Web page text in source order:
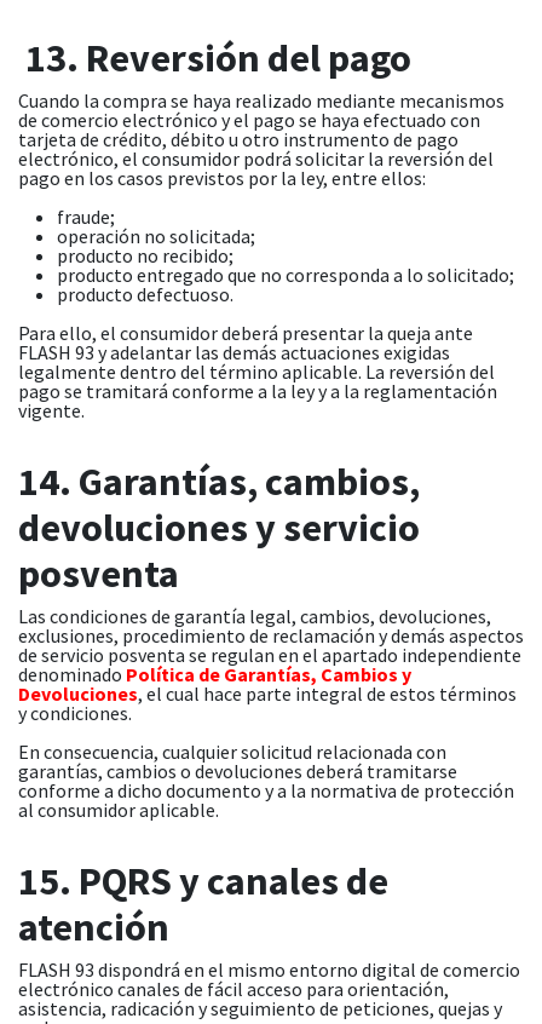
13. Reversión del pago
Cuando la compra se haya realizado mediante mecanismos
de comercio electrónico y el pago se haya efectuado con
tarjeta de crédito, débito u otro instrumento de pago
electrónico, el consumidor podrá solicitar la reversión del
pago en los casos previstos por la ley, entre ellos:
fraude;
operación no solicitada;
producto no recibido;
producto entregado que no corresponda a lo solicitado;
producto defectuoso.
Para ello, el consumidor deberá presentar la queja ante
FLASH 93 y adelantar las demás actuaciones exigidas
legalmente dentro del término aplicable. La reversión del
pago se tramitará conforme a la ley y a la reglamentación
vigente.
14. Garantías, cambios,
devoluciones y servicio
posventa
Las condiciones de garantía legal, cambios, devoluciones,
exclusiones, procedimiento de reclamación y demás aspectos
de servicio posventa se regulan en el apartado independiente
denominado Política de Garantías, Cambios y
Devoluciones, el cual hace parte integral de estos términos
y condiciones.
En consecuencia, cualquier solicitud relacionada con
garantías, cambios o devoluciones deberá tramitarse
conforme a dicho documento y a la normativa de protección
al consumidor aplicable.
15. PQRS y canales de
atención
FLASH 93 dispondrá en el mismo entorno digital de comercio
electrónico canales de fácil acceso para orientación,
asistencia, radicación y seguimiento de peticiones, quejas y